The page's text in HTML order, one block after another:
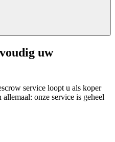
uw
service loopt u als koper
onze service is geheel